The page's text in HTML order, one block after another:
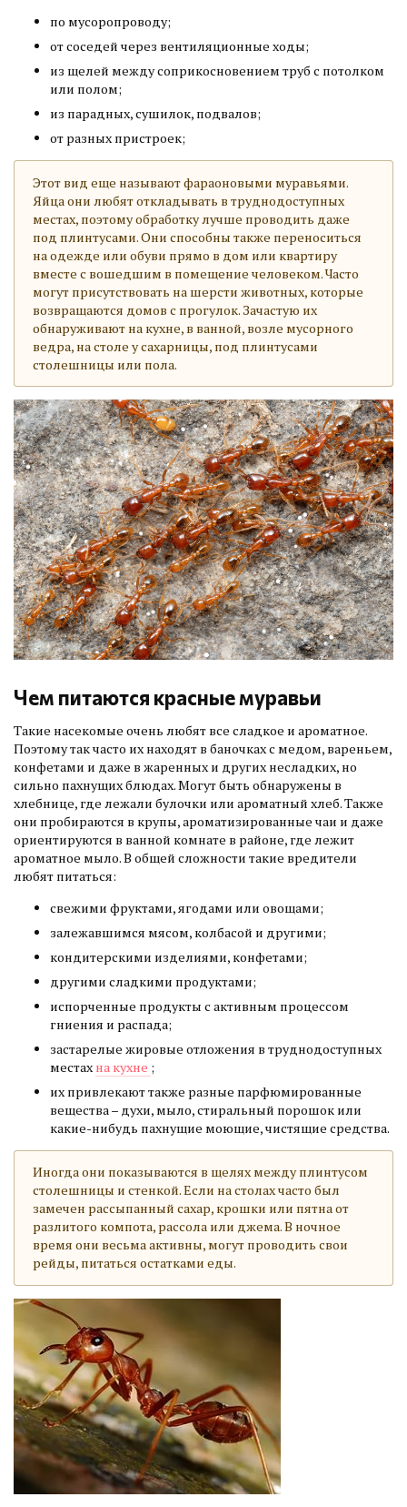
по мусоропроводу;
от соседей через вентиляционные ходы;
из щелей между соприкосновением труб с потолком
или полом;
из парадных, сушилок, подвалов;
от разных пристроек;
Этот вид еще называют фараоновыми муравьями.
Яйца они любят откладывать в труднодоступных
местах, поэтому обработку лучше проводить даже
под плинтусами. Они способны также переноситься
на одежде или обуви прямо в дом или квартиру
вместе с вошедшим в помещение человеком. Часто
могут присутствовать на шерсти животных, которые
возвращаются домов с прогулок. Зачастую их
обнаруживают на кухне, в ванной, возле мусорного
ведра, на столе у сахарницы, под плинтусами
столешницы или пола.
Чем питаются красные муравьи
Такие насекомые очень любят все сладкое и ароматное.
Поэтому так часто их находят в баночках с медом, вареньем,
конфетами и даже в жаренных и других несладких, но
сильно пахнущих блюдах. Могут быть обнаружены в
хлебнице, где лежали булочки или ароматный хлеб. Также
они пробираются в крупы, ароматизированные чаи и даже
ориентируются в ванной комнате в районе, где лежит
ароматное мыло. В общей сложности такие вредители
любят питаться:
свежими фруктами, ягодами или овощами;
залежавшимся мясом, колбасой и другими;
кондитерскими изделиями, конфетами;
другими сладкими продуктами;
испорченные продукты с активным процессом
гниения и распада;
застарелые жировые отложения в труднодоступных
местах на кухне ;
их привлекают также разные парфюмированные
вещества – духи, мыло, стиральный порошок или
какие-нибудь пахнущие моющие, чистящие средства.
Иногда они показываются в щелях между плинтусом
столешницы и стенкой. Если на столах часто был
замечен рассыпанный сахар, крошки или пятна от
разлитого компота, рассола или джема. В ночное
время они весьма активны, могут проводить свои
рейды, питаться остатками еды.